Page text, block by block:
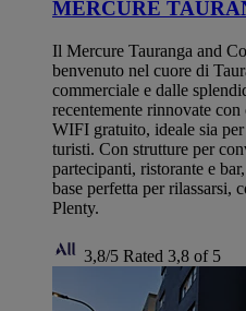
MERCURE
Il Mercure Tauranga and
benvenuto nel cuore di
commerciale e dalle
recentemente rinnovate
WIFI gratuito, ideale sia
turisti. Con strutture per
partecipanti, ristorante e
base perfetta per rilassarsi,
Plenty.
3,8/5 Rated 3,8 of 5